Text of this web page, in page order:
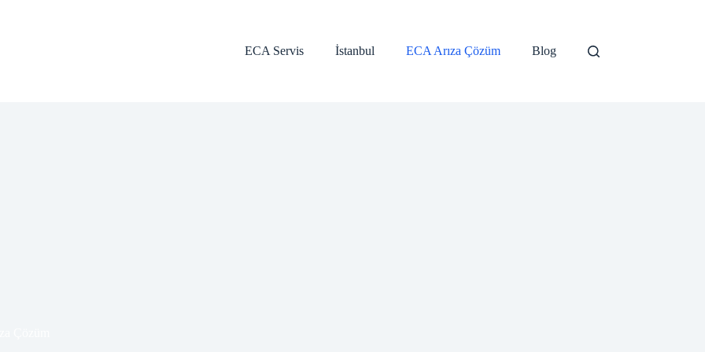
ECA Servis
İstanbul ECA Arıza Çözüm Blog